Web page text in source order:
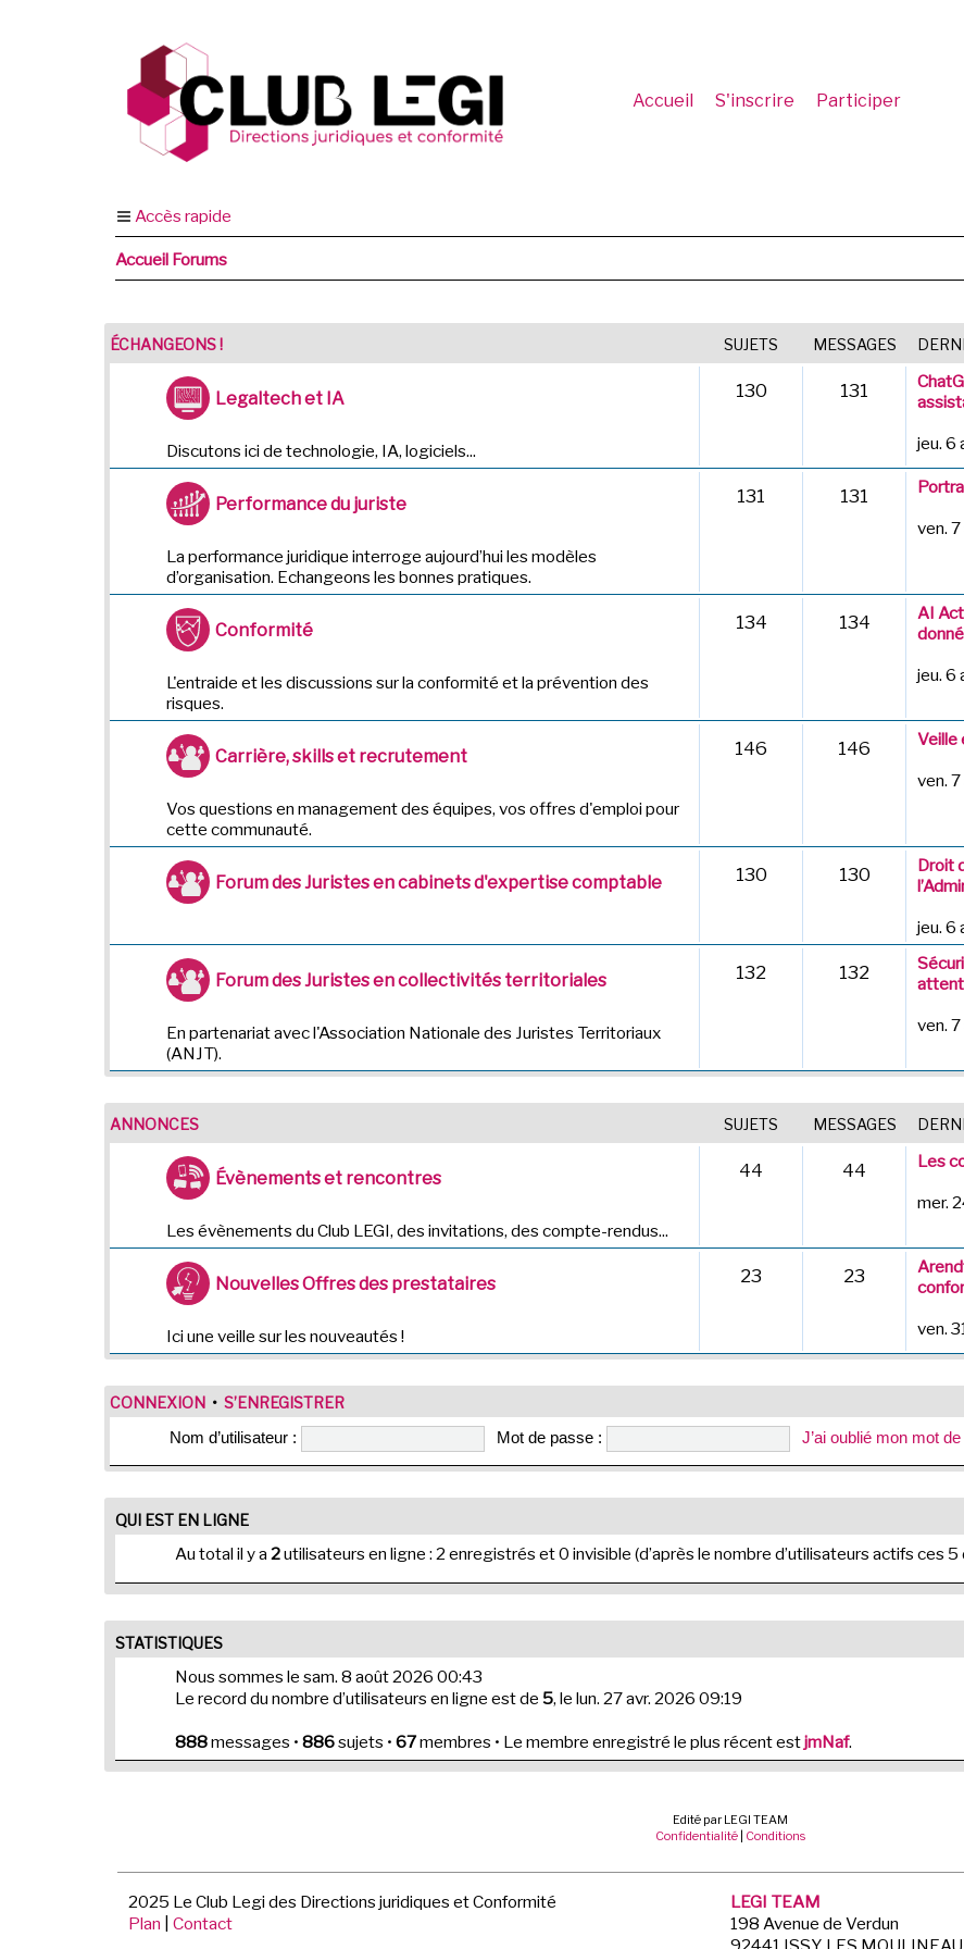
Accueil S'inscrire Participer
Accès rapide
Accueil Forums
ÉCHANGEONS ! SUJETS MESSAGES
Legaltech et IA
Discutons ici de technologie, IA, logiciels...
130 131
jeu. 6
Performance du juriste
La performance juridique interroge aujourd’hui les modèles
d’organisation. Echangeons les bonnes pratiques.
131 131
ven.
Conformité
L'entraide et les discussions sur la conformité et la prévention des
risques.
134 134
AI
jeu. 6
Carrière, skills et recrutement
Vos questions en management des équipes, vos offres d'emploi pour
cette communauté.
146 146
Veille
ven.
Forum des Juristes en cabinets d'expertise comptable 130 130
Droit
jeu. 6
Forum des Juristes en collectivités territoriales
En partenariat avec l'Association Nationale des Juristes Territoriaux
(ANJT).
132 132
ven.
ANNONCES SUJETS MESSAGES
Évènements et rencontres
Les évènements du Club LEGI, des invitations, des compte-rendus...
44 44
Les
mer.
Nouvelles Offres des prestataires
Ici une veille sur les nouveautés !
23 23
ven.
CONNEXION • S’ENREGISTRER
Nom d’utilisateur :
Mot de passe : J’ai oublié mon mot
QUI EST EN LIGNE
Au total il y a 2utilisateurs en ligne : 2 enregistrés et 0 invisible (d’après le nombre d’utilisateurs actifs ces
STATISTIQUES
Nous sommes le sam. 8 août 2026 00:43
Le record du nombre d’utilisateurs en ligne est de 5, le lun. 27 avr. 2026 09:19
888messages • 886sujets • 67membres • Le membre enregistré le plus récent estjmNaf.
Edité par LEGI TEAM
Confidentialité Conditions
2025 Le Club Legi des Directions juridiques et Conformité
Plan
Contact
LEGI TEAM
198 Avenue de Verdun